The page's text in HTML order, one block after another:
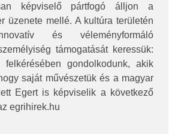
képviselő pártfogó álljon a
üzenete mellé. A kultúra területén
és véleményformáló
támogatását keressük:
felkérésében gondolkodunk, akik
saját művészetük és a magyar
Egert is képviselik a következő
egrihirek.hu